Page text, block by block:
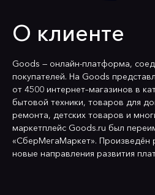
О клиенте
Goods — онлайн-платформа,
покупателей. На Goods
от 4500 интернет–магазинов в
бытовой техники, товаров для
ремонта, детских товаров и
маркетплейс Goods.ru был
«СберМегаМаркет». Произведён
новые направления развития